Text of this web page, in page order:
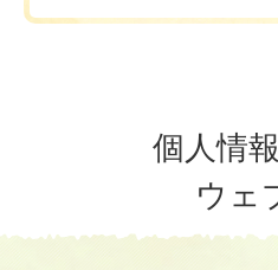
個人情
ウェ